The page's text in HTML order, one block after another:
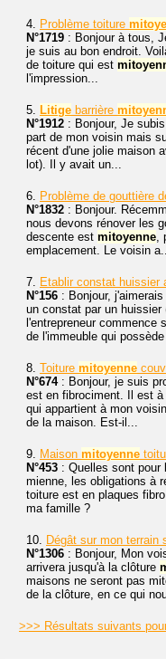
4. Problème toiture
N°1719 : Bonjour à tous,
je suis au bon endroit.
de toiture qui est
l'impression...
5. Litige barrière
N°1912 : Bonjour, Je
part de mon voisin mais
récent d'une jolie maison
lot). Il y avait un...
6. Problème de gouttière
N°1832 : Bonjour.
nous devons rénover les
descente est mitoyenne,
emplacement. Le voisin
7. Etablir constat huissier
N°156 : Bonjour,
un constat par un
l'entrepreneur
de l'immeuble qui
8. Toiture mitoyenne
N°674: Bonjour, je suis
est en fibrociment. Il est
qui appartient à mon
de la maison. Est-il...
9. Maison mitoyenne
N°453 : Quelles sont pour
mienne, les obligations à
toiture est en plaques
ma famille ?
10. Dégât sur mon
N°1306 : Bonjour, Mon
arrivera jusqu'à la clôture
maisons ne seront pas
de la clôture, en ce qui
>>> Résultats suivants